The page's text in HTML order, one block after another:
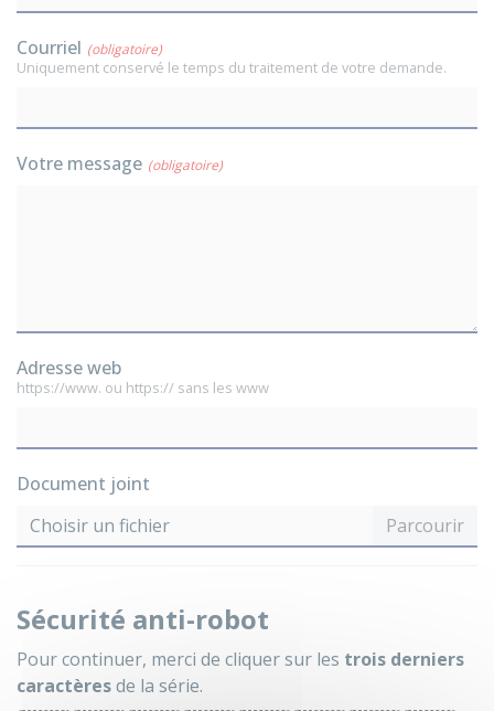
Courriel (obligatoire)
Uniquement conservé le temps du traitement de votre demande.
Votre message (obligatoire)
Adresse web
https://www. ou https:// sans les www
Document joint
Choisir un fichier
Sécurité anti-robot
Pour continuer, merci de cliquer sur les trois derniers
caractèresde la série.